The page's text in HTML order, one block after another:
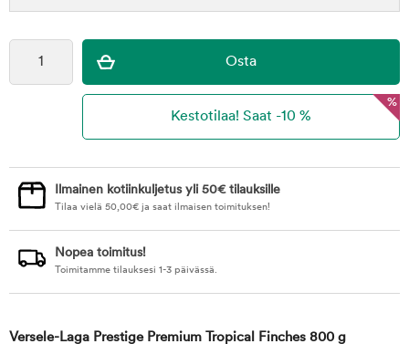
%
Ilmainen kotiinkuljetus yli 50€ tilauksille
Tilaa vielä 50,00€ ja saat ilmaisen toimituksen!
Nopea toimitus!
Toimitamme tilauksesi 1-3 päivässä.
Versele-Laga Prestige Premium Tropical Finches 800 g